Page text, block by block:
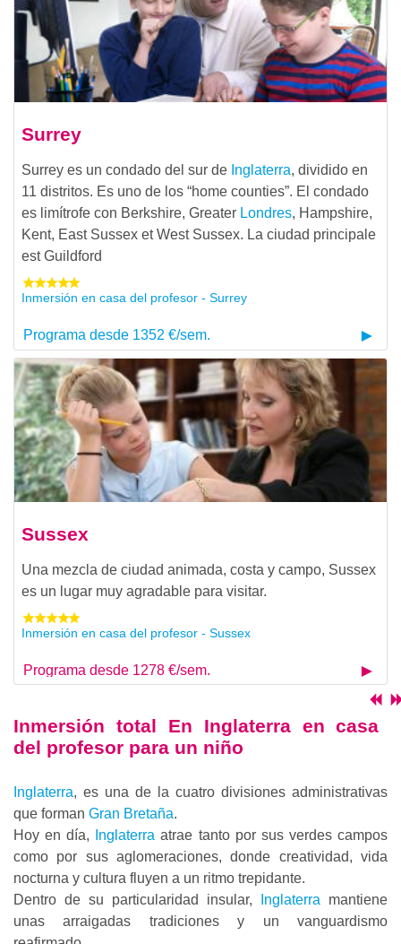
Surrey
Surrey es un condado del sur de Inglaterra, dividido en
11 distritos. Es uno de los “home counties”. El condado
es limítrofe con Berkshire, Greater Londres, Hampshire,
Kent, East Sussex et West Sussex. La ciudad principale
est Guildford
Inmersión en casa del profesor - Surrey
Programa desde 1352 €/sem.
Sussex
Una mezcla de ciudad animada, costa y campo, Sussex
es un lugar muy agradable para visitar.
Inmersión en casa del profesor - Sussex
Programa desde 1278 €/sem.
Inmersión total En Inglaterra en casa
del profesor para un niño
Inglaterra, es una de la cuatro divisiones administrativas
que forman Gran Bretaña.
Hoy en día,
Inglaterra atrae tanto por sus verdes campos
como por sus aglomeraciones, donde creatividad, vida
nocturna y cultura fluyen a un ritmo trepidante.
Dentro de su particularidad insular,
Inglaterra mantiene
unas arraigadas tradiciones y un vanguardismo